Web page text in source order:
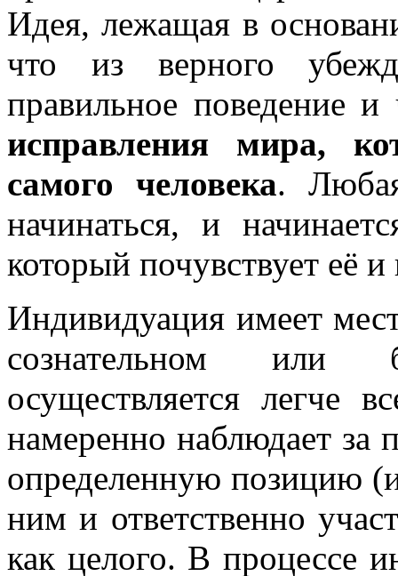
Идея, лежащая в
что из верного
правильное поведение
исправления мира,
самого человека.
начинаться, и
который почувствует её
Индивидуация имеет
сознательном или
осуществляется легче
намеренно наблюдает за
определенную позицию
ним и ответственно
как целого. В процессе